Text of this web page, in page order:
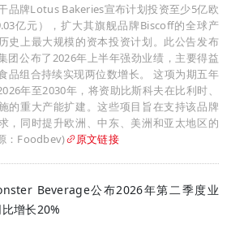
品牌Lotus Bakeries宣布计划投资至少5亿欧
亿元），扩大其旗舰品牌Biscoff的全球产
史上最大规模的资本投资计划。此公告发布
团公布了2026年上半年强劲业绩，主要得益
品组合持续实现两位数增长。 这项为期五年
年至2030年，将资助比斯科夫在比利时、
的重大产能扩建。这些项目旨在支持该品牌
，同时提升欧洲、中东、美洲和亚太地区的
：Foodbev)
原文链接
Beverage公布2026年第二季度业
增长20%